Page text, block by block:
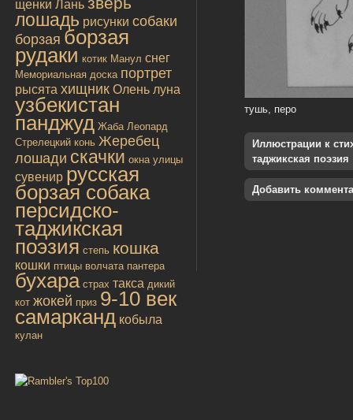
щенки Лань
лошадь рисунки собаки
борзая борзая
рудаки котик Манул снег
Мемориальная доска портрет
рысята хищник Олень луна
узбекистан
панджуд Жаба Леопард
Стрелецкий конь Жеребец
лошади скачки окна улицы
сувенир русская
борзая собака
персидско-
таджикская
поэзия степь кошка
кошки птицы волчата пантера
бухара страх такса дикий
кот жокей приз 9-10 век
самарканд кобыла
кулан
тушь, перо
Иллюстрации к
таджикская поэзия
Добавить